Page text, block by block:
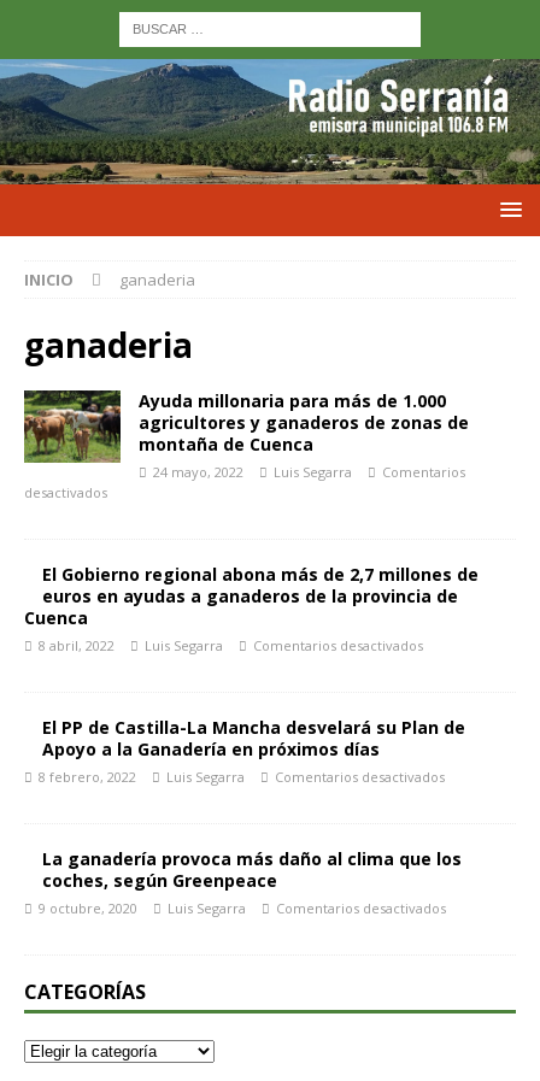
INICIO ganaderia
ganaderia
Ayuda millonaria para más de 1.000
agricultores y ganaderos de zonas de
montaña de Cuenca
24 mayo, 2022 Luis Segarra
Comentarios
desactivados
El Gobierno regional abona más de 2,7 millones de
euros en ayudas a ganaderos de la provincia de
Cuenca
8 abril, 2022 Luis Segarra Comentarios desactivados
El PP de Castilla-La Mancha desvelará su Plan de
Apoyo a la Ganadería en próximos días
8 febrero, 2022 Luis Segarra Comentarios desactivados
La ganadería provoca más daño al clima que los
coches, según Greenpeace
9 octubre, 2020 Luis Segarra Comentarios desactivados
CATEGORÍAS